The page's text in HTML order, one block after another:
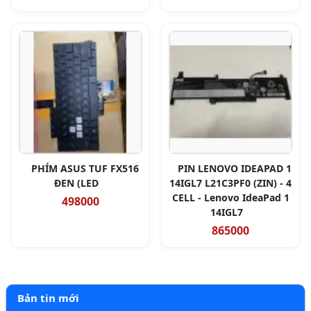
PHÍM ASUS TUF FX516
ĐEN (LED
498000
PIN LENOVO IDEAPAD 1
14IGL7 L21C3PF0 (ZIN) - 4
CELL - Lenovo IdeaPad 1
14IGL7
865000
Bản tin mới